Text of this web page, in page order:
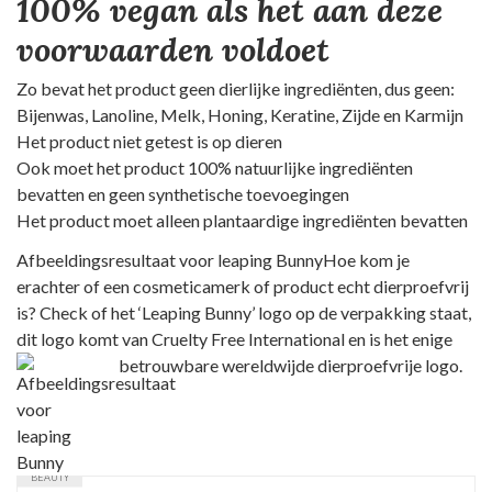
100% vegan als het aan deze
voorwaarden voldoet
Zo bevat het product geen dierlijke ingrediënten, dus geen:
Bijenwas, Lanoline, Melk, Honing, Keratine, Zijde en Karmijn
Het product niet getest is op dieren
Ook moet het product 100% natuurlijke ingrediënten
bevatten en geen synthetische toevoegingen
Het product moet alleen plantaardige ingrediënten bevatten
Afbeeldingsresultaat voor leaping BunnyHoe kom je
erachter of een cosmeticamerk of product echt dierproefvrij
is? Check of het ‘Leaping Bunny’ logo op de verpakking staat,
dit logo komt van Cruelty Free International en is het enige
betrouwbare wereldwijde dierproefvrije logo.
BEAUTY